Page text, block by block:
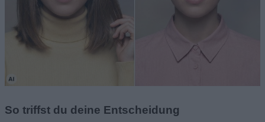
So triffst du deine Entscheidung